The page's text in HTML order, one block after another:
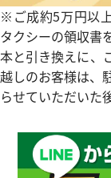
ンテール ウォッ
格
日時点の参考
※ご成約5万円以
タクシーの領収書
本と引き換えに、
越しのお客様は、
らせていただいた